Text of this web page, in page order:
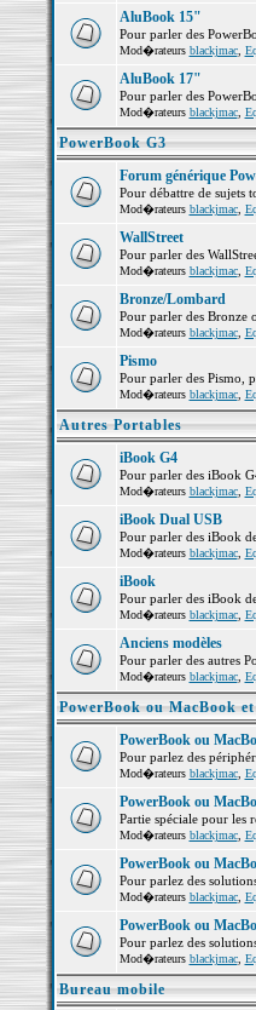
AluBook 15"
Pour parler des
Mod�rateurs blackjmac,
AluBook 17"
Pour parler des
Mod�rateurs blackjmac,
PowerBook G3
Forum générique
Pour débattre de sujets
Mod�rateurs blackjmac,
WallStreet
Pour parler des
Mod�rateurs blackjmac,
Bronze/Lombard
Pour parler des Bronze
Mod�rateurs blackjmac,
Pismo
Pour parler des Pismo,
Mod�rateurs blackjmac,
Autres Portables
iBook G4
Pour parler des iBook
Mod�rateurs blackjmac,
iBook Dual USB
Pour parler des iBook
Mod�rateurs blackjmac,
iBook
Pour parler des iBook
Mod�rateurs blackjmac,
Anciens modèles
Pour parler des autres
Mod�rateurs blackjmac,
PowerBook ou MacBook et
PowerBook ou
Pour parlez des
Mod�rateurs blackjmac,
PowerBook ou
Partie spéciale pour les
Mod�rateurs blackjmac,
PowerBook ou
Pour parlez des
Mod�rateurs blackjmac,
PowerBook ou
Pour parlez des
Mod�rateurs blackjmac,
Bureau mobile